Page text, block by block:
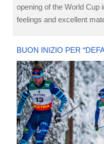
opening of the World Cup
feelings and excellent
BUON INIZIO PER